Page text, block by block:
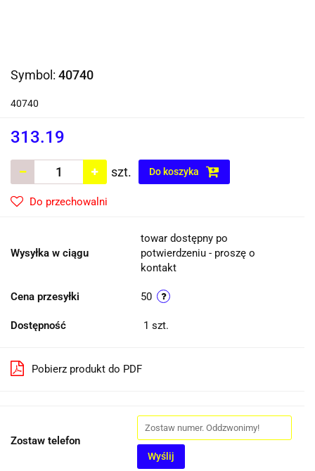
Symbol: 40740
40740
313.19
szt. Do koszyka
Do przechowalni
Wysyłka w ciągu
towar dostępny po
potwierdzeniu - proszę o
kontakt
Cena przesyłki 50
Dostępność 1 szt.
Pobierz produkt do PDF
Zostaw telefon
Wyślij